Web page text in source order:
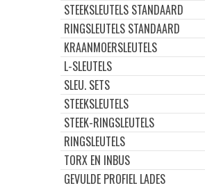
STEEKSLEUTELS STANDAARD
RINGSLEUTELS STANDAARD
KRAANMOERSLEUTELS
L-SLEUTELS
SLEU. SETS
STEEKSLEUTELS
STEEK-RINGSLEUTELS
RINGSLEUTELS
TORX EN INBUS
GEVULDE PROFIEL LADES